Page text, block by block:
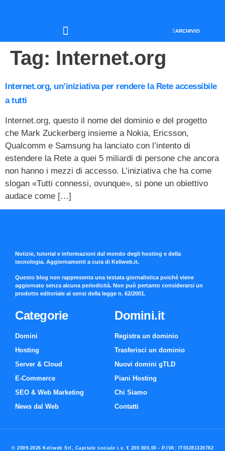
ARCHIVIO
Tag: Internet.org
Internet.org, un’iniziativa per rendere la Rete accessibile
a tutti
Internet.org, questo il nome del dominio e del progetto
che Mark Zuckerberg insieme a Nokia, Ericsson,
Qualcomm e Samsung ha lanciato con l’intento di
estendere la Rete a quei 5 miliardi di persone che ancora
non hanno i mezzi di accesso. L’iniziativa che ha come
slogan «Tutti connessi, ovunque», si pone un obiettivo
audace come […]
Notizie, tutorial e informazioni dal mondo degli hosting e della
tecnologia. Aggiornamenti a cura di Keliweb.it.
Questo blog non rappresenta una testata giornalistica poiché viene
aggiornato senza alcuna periodicità. Non può pertanto considerarsi un
prodotto editoriale ai sensi della legge n. 62/2001.
Categorie
Domini
Hosting
Server & Cloud
E-Commerce
SEO & Web Marketing
News dal Web
Domini.it
Registra un dominio
Trasferisci un dominio
Nuovi domini gTLD
Piani Hosting
Chi Siamo
Contatti
© 2009-2026 Keliweb Srl, Capitale sociale i.v. € 200.000,00 - P.IVA: IT03281320782